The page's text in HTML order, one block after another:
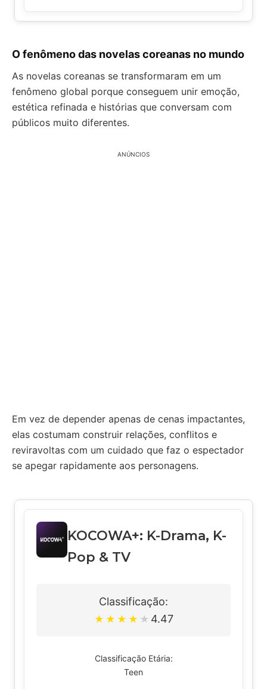
O fenômeno das novelas coreanas no mundo
As novelas coreanas se transformaram em um
fenômeno global porque conseguem unir emoção,
estética refinada e histórias que conversam com
públicos muito diferentes.
ANÚNCIOS
Em vez de depender apenas de cenas impactantes,
elas costumam construir relações, conflitos e
reviravoltas com um cuidado que faz o espectador
se apegar rapidamente aos personagens.
KOCOWA+: K-Drama, K-
Pop & TV
Classificação:
★ ★ ★ ★ ★ 4.47
Classificação Etária:
Teen